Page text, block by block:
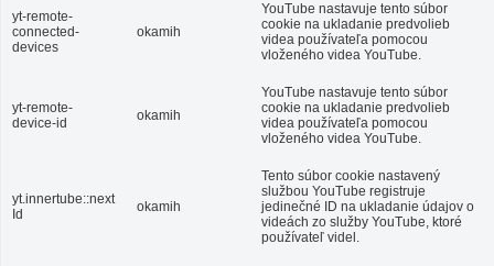
yt-remote-
connected-
devices
okamih
YouTube nastavuje tento súbor
cookie na ukladanie predvolieb
videa používateľa pomocou
vloženého videa YouTube.
yt-remote-
device-id
okamih
YouTube nastavuje tento súbor
cookie na ukladanie predvolieb
videa používateľa pomocou
vloženého videa YouTube.
yt.innertube::next
Id
okamih
Tento súbor cookie nastavený
službou YouTube registruje
jedinečné ID na ukladanie údajov o
videách zo služby YouTube, ktoré
používateľ videl.